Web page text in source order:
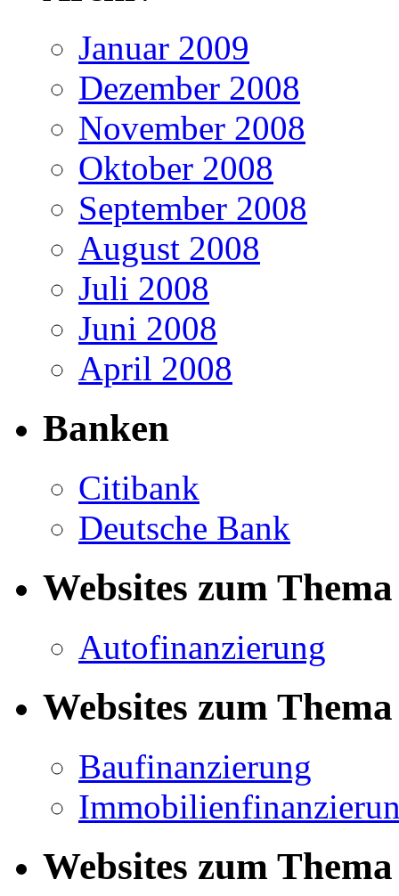
Januar 2009
Dezember 2008
November 2008
Oktober 2008
September 2008
August 2008
Juli 2008
Juni 2008
April 2008
Banken
Citibank
Deutsche Bank
Websites zum
Autofinanzierung
Websites zum
Baufinanzierung
Websites zum